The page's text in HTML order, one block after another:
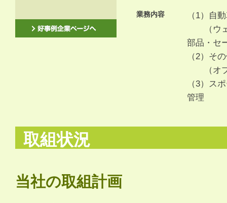
業務内容
（1）自
（ウェ
部品・セ
（2）そ
（オプ
（3）ス
管理
取組状況
当社の取組計画